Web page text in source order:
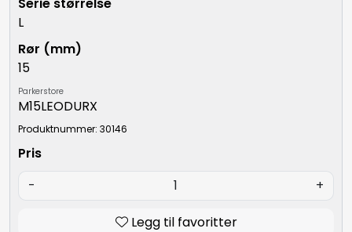
L
15
Parkerstore
M15LEODURX
Produktnummer: 30146
- +
Legg til favoritter